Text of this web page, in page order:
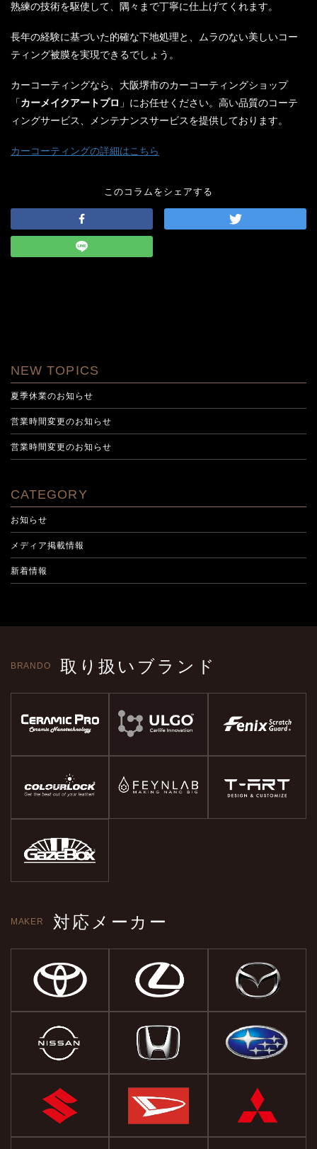
熟練の技術を駆使して、隅々まで丁寧に仕上げてくれます。
長年の経験に基づいた的確な下地処理と、ムラのない美しいコー
ティング被膜を実現できるでしょう。
カーコーティングなら、大阪堺市のカーコーティングショップ
「カーメイクアートプロ 」にお任せください。高い品質のコーテ
ィングサービス、メンテナンスサービスを提供しております。
カーコーティングの詳細はこちら
このコラムをシェアする
NEW TOPICS
夏季休業のお知らせ
営業時間変更のお知らせ
営業時間変更のお知らせ
CATEGORY
お知らせ
メディア掲載情報
新着情報
BRANDO 取り扱いブランド
MAKER 対応メーカー